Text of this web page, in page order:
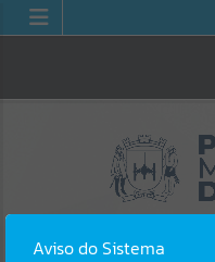
Aviso do Sistema